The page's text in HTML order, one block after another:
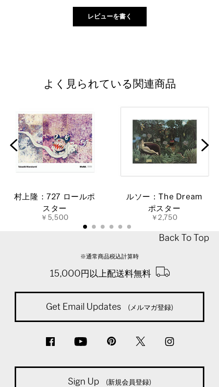
よく見られている関連商品
村上隆：727 ロールポ
スター
￥5,500
ルソー：The Dream
ポスター
￥2,750
Back To Top
※通常商品税込計算時
15,000円以上配送料無料
Get Email Updates (メルマガ登録)
Sign Up (新規会員登録)